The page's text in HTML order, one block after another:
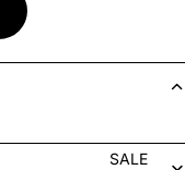
SALE